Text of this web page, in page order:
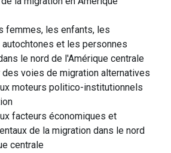
femmes, les enfants, les
et les personnes
le nord de l'Amérique centrale
voies de migration alternatives
moteurs politico-institutionnels
facteurs économiques et
de la migration dans le nord
centrale